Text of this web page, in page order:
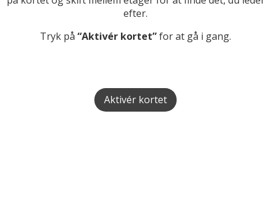
efter.
Tryk på “Aktivér kortet”for at gå i gang.
Aktivér kortet